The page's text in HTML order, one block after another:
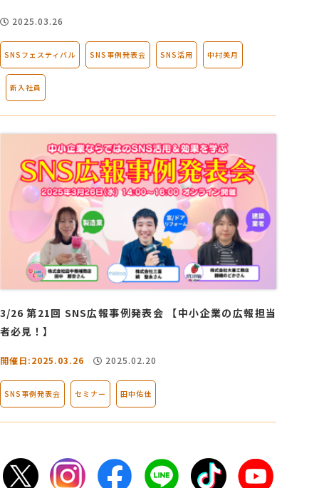
2025.03.26
SNSフェスティバル SNS事例発表会 SNS活用 中村美月
新入社員
3/26 第21回 SNS広報事例発表会 【中小企業の広報担当
者必見！】
開催日:2025.03.26 2025.02.20
SNS事例発表会 セミナー 田中佑佳